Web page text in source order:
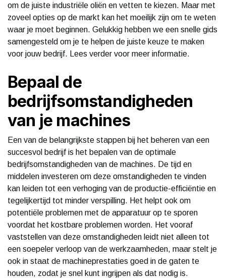
om de juiste industriële oliën en vetten te kiezen. Maar met
zoveel opties op de markt kan het moeilijk zijn om te weten
waar je moet beginnen. Gelukkig hebben we een snelle gids
samengesteld om je te helpen de juiste keuze te maken
voor jouw bedrijf. Lees verder voor meer informatie.
Bepaal de
bedrijfsomstandigheden
van je machines
Een van de belangrijkste stappen bij het beheren van een
succesvol bedrijf is het bepalen van de optimale
bedrijfsomstandigheden van de machines. De tijd en
middelen investeren om deze omstandigheden te vinden
kan leiden tot een verhoging van de productie-efficiëntie en
tegelijkertijd tot minder verspilling. Het helpt ook om
potentiële problemen met de apparatuur op te sporen
voordat het kostbare problemen worden. Het vooraf
vaststellen van deze omstandigheden leidt niet alleen tot
een soepeler verloop van de werkzaamheden, maar stelt je
ook in staat de machineprestaties goed in de gaten te
houden, zodat je snel kunt ingrijpen als dat nodig is.